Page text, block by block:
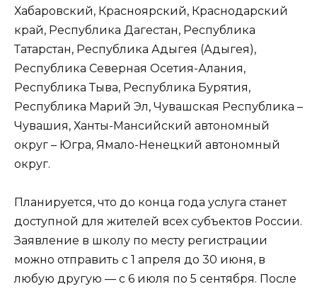
Хабаровский, Красноярский, Краснодарский
край, Республика Дагестан, Республика
Татарстан, Республика Адыгея (Адыгея),
Республика Северная Осетия-Алания,
Республика Тыва, Республика Бурятия,
Республика Марий Эл, Чувашская Республика –
Чувашия, Ханты-Мансийский автономный
округ – Югра, Ямало-Ненецкий автономный
округ.
Планируется, что до конца года услуга станет
доступной для жителей всех субъектов России.
Заявление в школу по месту регистрации
можно отправить с 1 апреля до 30 июня, в
любую другую — с 6 июля по 5 сентября. После